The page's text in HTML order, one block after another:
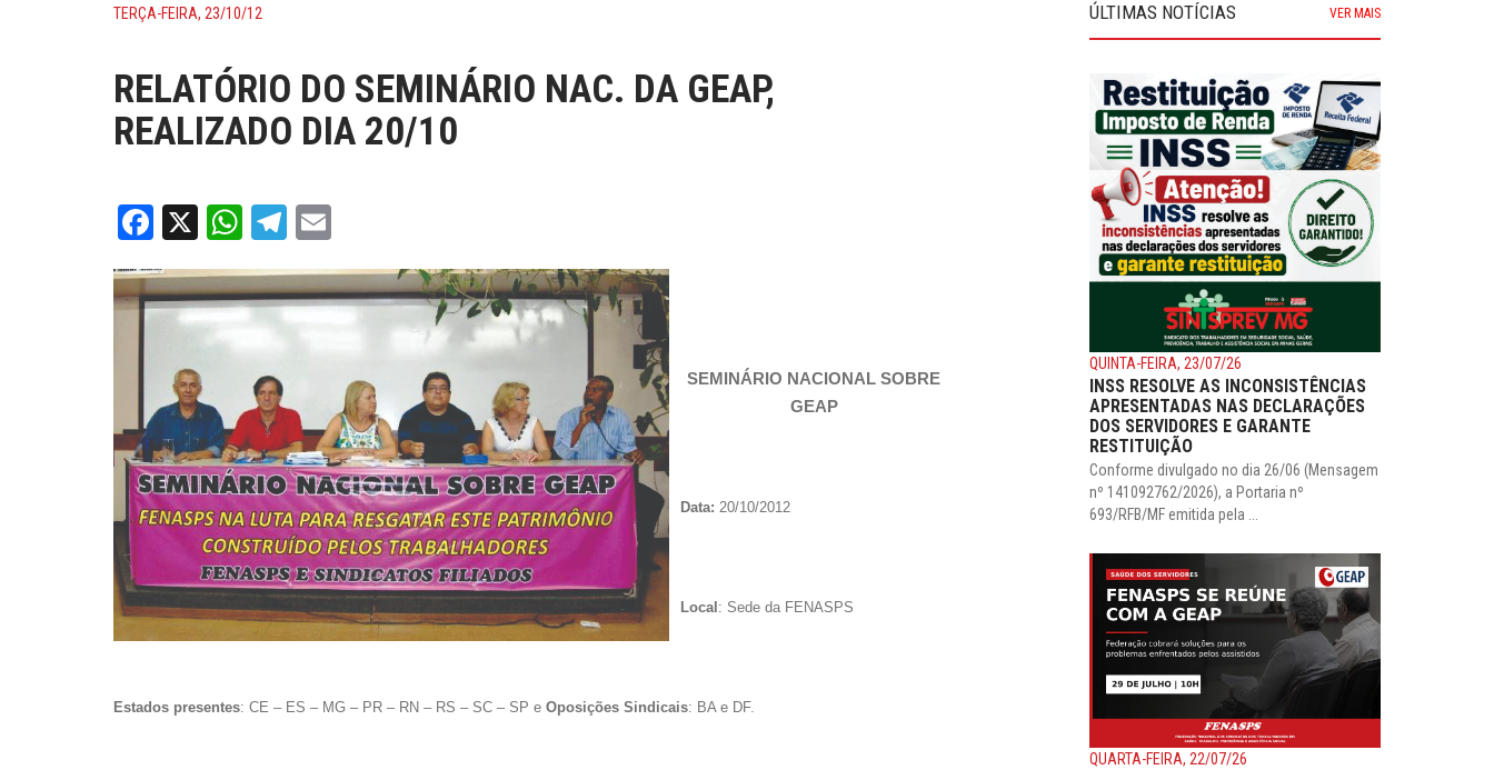
TERÇA-FEIRA, 23/10/12
RELATÓRIO DO SEMINÁRIO NAC. DA GEAP,
REALIZADO DIA 20/10
Facebook
X WhatsApp
Telegram
SEMINÁRIO NACIONAL SOBRE
GEAP
Data: 20/10/2012
Local : Sede da FENASPS
Estados presentes: CE – ES – MG – PR – RN – RS – SC – SP e Oposições Sindicais: BA e DF.
ÚLTIMAS NOTÍCIAS VER MAIS
QUINTA-FEIRA, 23/07/26
INSS RESOLVE AS INCONSISTÊNCIAS
APRESENTADAS NAS DECLARAÇÕES
DOS SERVIDORES E GARANTE
RESTITUIÇÃO
Conforme divulgado no dia 26/06 (Mensagem
nº 141092762/2026), a Portaria nº
693/RFB/MF emitida pela ...
QUARTA-FEIRA, 22/07/26